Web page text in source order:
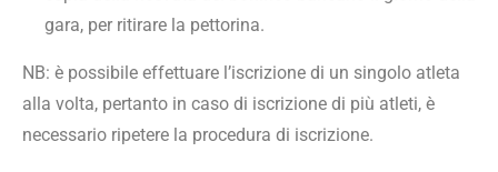
gara, per ritirare la pettorina.
NB: è possibile effettuare l’iscrizione di un singolo atleta
alla volta, pertanto in caso di iscrizione di più atleti, è
necessario ripetere la procedura di iscrizione.